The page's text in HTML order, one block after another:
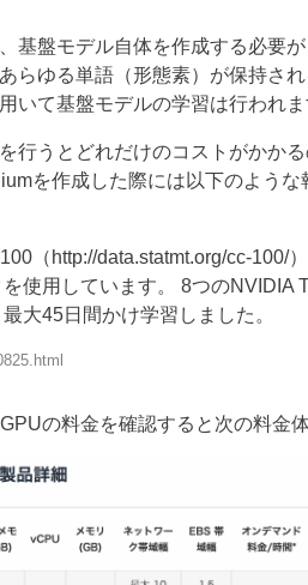
基盤モデル自体を作成する必要が
らゆる単語（形態素）が保持さ
いて基盤モデルの学習は行われま
行うとどれだけのコストがかか
を作成した際には以下のような
（http://data.statmt.org/cc-100/
使用しています。 8つのNVIDIA
大45日間かけ学習しました。
の料金を確認すると次の料金